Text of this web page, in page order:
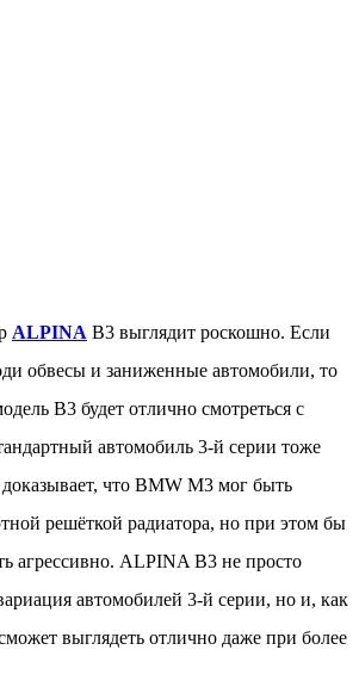
ALPINA B3 выглядит роскошно. Если
обвесы и заниженные автомобили, то
B3 будет отлично смотреться с
автомобиль 3-й серии тоже
что BMW M3 мог быть
решёткой радиатора, но при этом бы
агрессивно. ALPINA B3 не просто
автомобилей 3-й серии, но и, как
выглядеть отлично даже при более